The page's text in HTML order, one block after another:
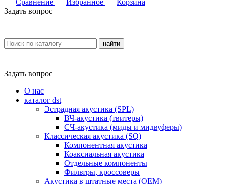
Сравнение Избранное
Корзина
Задать вопрос
найти
Задать вопрос
О нас
каталог dst
Эстрадная акустика (SPL)
ВЧ-акустика (твитеры)
СЧ-акустика (миды и мидвуферы)
Классическая акустика (SQ)
Компонентная акустика
Коаксиальная акустика
Отдельные компоненты
Фильтры, кроссоверы
Акустика в штатные места (OEM)